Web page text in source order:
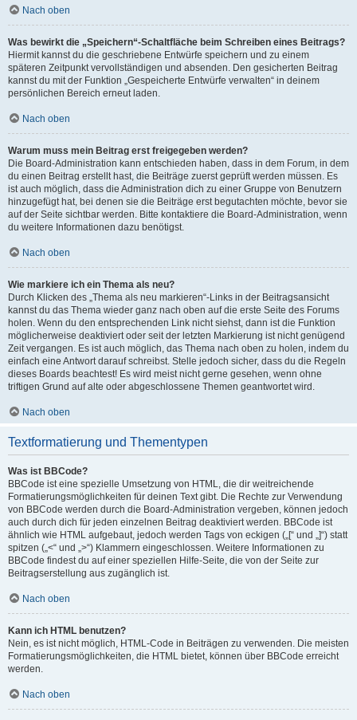
Nach oben
Was bewirkt die „Speichern“-Schaltfläche beim Schreiben eines Beitrags?
Hiermit kannst du die geschriebene Entwürfe speichern und zu einem
späteren Zeitpunkt vervollständigen und absenden. Den gesicherten Beitrag
kannst du mit der Funktion „Gespeicherte Entwürfe verwalten“ in deinem
persönlichen Bereich erneut laden.
Nach oben
Warum muss mein Beitrag erst freigegeben werden?
Die Board-Administration kann entschieden haben, dass in dem Forum, in dem
du einen Beitrag erstellt hast, die Beiträge zuerst geprüft werden müssen. Es
ist auch möglich, dass die Administration dich zu einer Gruppe von Benutzern
hinzugefügt hat, bei denen sie die Beiträge erst begutachten möchte, bevor sie
auf der Seite sichtbar werden. Bitte kontaktiere die Board-Administration, wenn
du weitere Informationen dazu benötigst.
Nach oben
Wie markiere ich ein Thema als neu?
Durch Klicken des „Thema als neu markieren“-Links in der Beitragsansicht
kannst du das Thema wieder ganz nach oben auf die erste Seite des Forums
holen. Wenn du den entsprechenden Link nicht siehst, dann ist die Funktion
möglicherweise deaktiviert oder seit der letzten Markierung ist nicht genügend
Zeit vergangen. Es ist auch möglich, das Thema nach oben zu holen, indem du
einfach eine Antwort darauf schreibst. Stelle jedoch sicher, dass du die Regeln
dieses Boards beachtest! Es wird meist nicht gerne gesehen, wenn ohne
triftigen Grund auf alte oder abgeschlossene Themen geantwortet wird.
Nach oben
Textformatierung und Thementypen
Was ist BBCode?
BBCode ist eine spezielle Umsetzung von HTML, die dir weitreichende
Formatierungsmöglichkeiten für deinen Text gibt. Die Rechte zur Verwendung
von BBCode werden durch die Board-Administration vergeben, können jedoch
auch durch dich für jeden einzelnen Beitrag deaktiviert werden. BBCode ist
ähnlich wie HTML aufgebaut, jedoch werden Tags von eckigen („[“ und „]“) statt
spitzen („<“ und „>“) Klammern eingeschlossen. Weitere Informationen zu
BBCode findest du auf einer speziellen Hilfe-Seite, die von der Seite zur
Beitragserstellung aus zugänglich ist.
Nach oben
Kann ich HTML benutzen?
Nein, es ist nicht möglich, HTML-Code in Beiträgen zu verwenden. Die meisten
Formatierungsmöglichkeiten, die HTML bietet, können über BBCode erreicht
werden.
Nach oben